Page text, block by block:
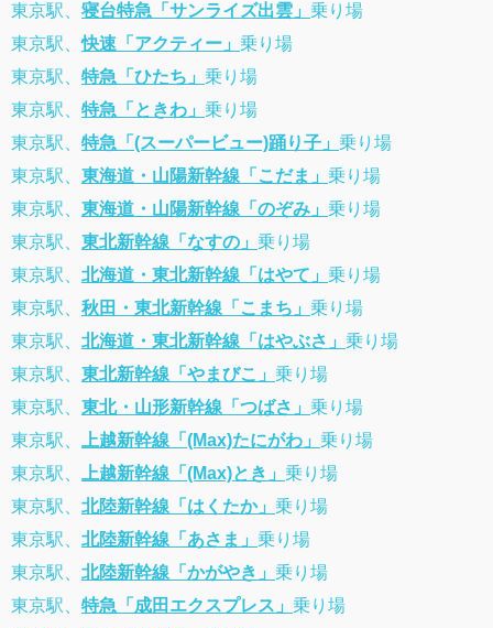
東京駅、 寝台特急「サンライズ出雲」 乗り場
東京駅、快速「アクティー」 乗り場
東京駅、 特急「ひたち」 乗り場
東京駅、 特急「ときわ」 乗り場
東京駅、 特急「(スーパービュー)踊り子」 乗り場
東京駅、 東海道・山陽新幹線「こだま」 乗り場
東京駅、 東海道・山陽新幹線「のぞみ」 乗り場
東京駅、 東北新幹線「なすの」 乗り場
東京駅、 北海道・東北新幹線「はやて」 乗り場
東京駅、 秋田・東北新幹線「こまち」 乗り場
東京駅、 北海道・東北新幹線「はやぶさ」 乗り場
東京駅、 東北新幹線「やまびこ」 乗り場
東京駅、 東北・山形新幹線「つばさ」 乗り場
東京駅、
上越新幹線「(Max)たにがわ」 乗り場
東京駅、
上越新幹線「(Max)とき」 乗り場
東京駅、 北陸新幹線「はくたか」 乗り場
東京駅、 北陸新幹線「あさま」 乗り場
東京駅、 北陸新幹線「かがやき」 乗り場
東京駅、 特急「成田エクスプレス」 乗り場